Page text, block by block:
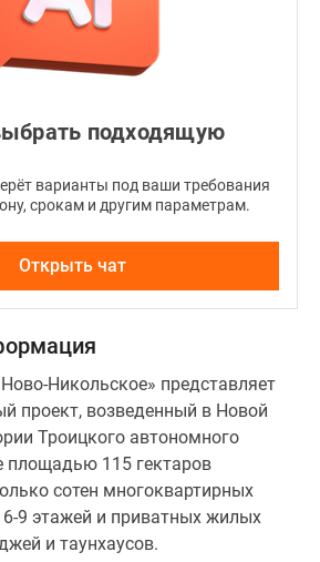
подходящую
варианты под ваши требования
срокам и другим параметрам.
Открыть чат
Никольское» представляет
проект, возведенный в Новой
Троицкого автономного
площадью 115 гектаров
сотен многоквартирных
9 этажей и приватных жилых
и таунхаусов.